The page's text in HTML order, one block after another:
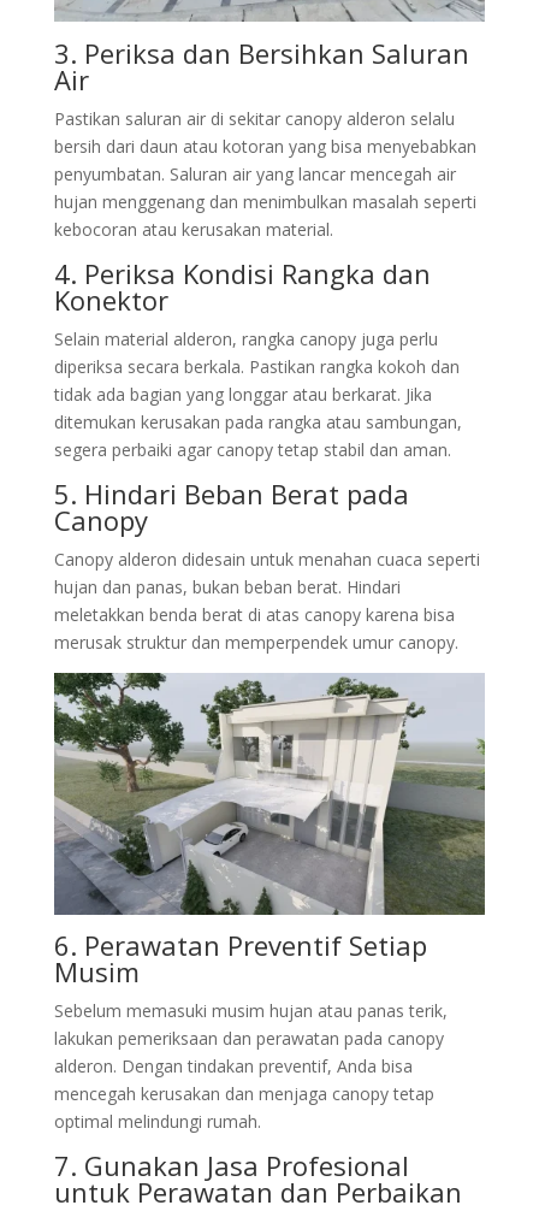
3. Periksa dan Bersihkan Saluran
Air
Pastikan saluran air di sekitar canopy alderon selalu
bersih dari daun atau kotoran yang bisa menyebabkan
penyumbatan. Saluran air yang lancar mencegah air
hujan menggenang dan menimbulkan masalah seperti
kebocoran atau kerusakan material.
4. Periksa Kondisi Rangka dan
Konektor
Selain material alderon, rangka canopy juga perlu
diperiksa secara berkala. Pastikan rangka kokoh dan
tidak ada bagian yang longgar atau berkarat. Jika
ditemukan kerusakan pada rangka atau sambungan,
segera perbaiki agar canopy tetap stabil dan aman.
5. Hindari Beban Berat pada
Canopy
Canopy alderon didesain untuk menahan cuaca seperti
hujan dan panas, bukan beban berat. Hindari
meletakkan benda berat di atas canopy karena bisa
merusak struktur dan memperpendek umur canopy.
6. Perawatan Preventif Setiap
Musim
Sebelum memasuki musim hujan atau panas terik,
lakukan pemeriksaan dan perawatan pada canopy
alderon. Dengan tindakan preventif, Anda bisa
mencegah kerusakan dan menjaga canopy tetap
optimal melindungi rumah.
7. Gunakan Jasa Profesional
untuk Perawatan dan Perbaikan